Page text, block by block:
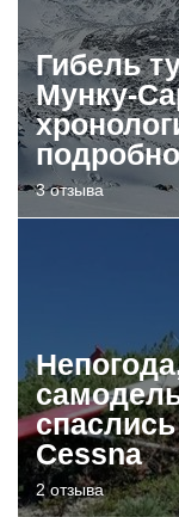
Гибель
Мунку-
3 отзыва
Cessna
2 отзыва